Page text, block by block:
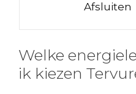
Afsluiten
Welke
ik kiezen